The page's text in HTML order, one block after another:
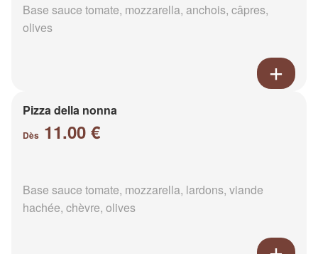
Base sauce tomate, mozzarella, anchois, câpres,
olives
Pizza della nonna
Dès 11.00 €
Base sauce tomate, mozzarella, lardons, viande
hachée, chèvre, olives